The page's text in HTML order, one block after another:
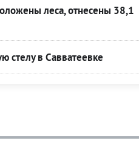
леса, отнесены 38,1
стелу в Савватеевке